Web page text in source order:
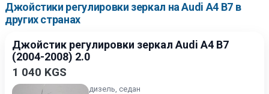
Джойстики регулировки зеркал на Audi A4 B7 в
других странах
Джойстик регулировки зеркал Audi A4 B7
(2004-2008) 2.0
1 040 KGS
дизель, седан